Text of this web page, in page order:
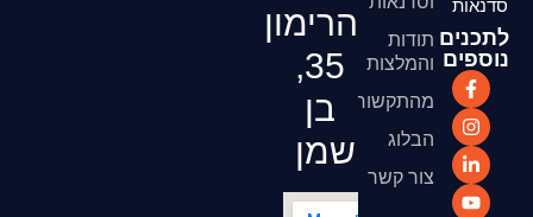
סדנאות
לתכנים
נוספים
תודות
והמלצות
מהתקשורת
הבלוג
צור קשר
הרימון
35,
בן
שמן